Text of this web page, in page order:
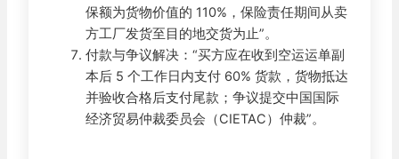
保额为货物价值的 110%，保险责任期间从卖
方工厂发货至目的地交货为止”。
付款与争议解决：“买方应在收到空运运单副
本后 5 个工作日内支付 60% 货款，货物抵达
并验收合格后支付尾款；争议提交中国国际
经济贸易仲裁委员会（CIETAC）仲裁”。